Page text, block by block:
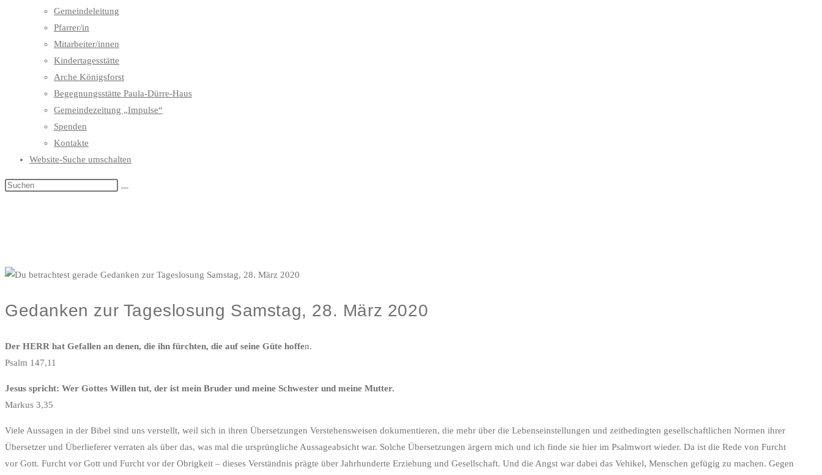
Gemeindeleitung
Pfarrer/in
Mitarbeiter/innen
Kindertagesstätte
Arche Königsforst
Begegnungsstätte Paula-Dürre-Haus
Gemeindezeitung „Impulse“
Spenden
Kontakte
Website-Suche umschalten
Gedanken zur Tageslosung Samstag, 28. März 2020
Der HERR hat Gefallen an denen, die ihn fürchten, die auf seine Güte hoffen.
Psalm 147,11
Jesus spricht: Wer Gottes Willen tut, der ist mein Bruder und meine Schwester und meine Mutter.
Markus 3,35
Viele Aussagen in der Bibel sind uns verstellt, weil sich in ihren Übersetzungen Verstehensweisen dokumentieren, die mehr über die Lebenseinstellungen und zeitbedingten gesellschaftlichen Normen ihrer
Übersetzer und Überlieferer verraten als über das, was mal die ursprüngliche Aussageabsicht war. Solche Übersetzungen ärgern mich und ich finde sie hier im Psalmwort wieder. Da ist die Rede von Furcht
vor Gott. Furcht vor Gott und Furcht vor der Obrigkeit – dieses Verständnis prägte über Jahrhunderte Erziehung und Gesellschaft. Und die Angst war dabei das Vehikel, Menschen gefügig zu machen. Gegen